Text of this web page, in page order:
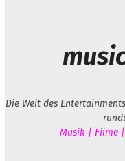
Die Welt des
Musik | Filme